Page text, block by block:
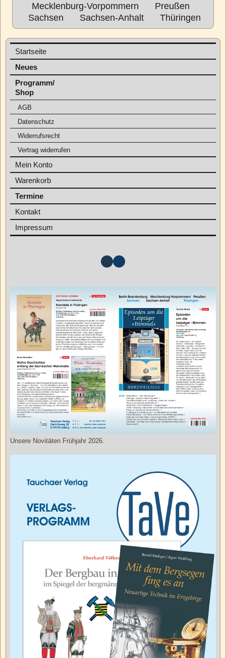
Mecklenburg-Vorpommern
Preußen
Sachsen
Sachsen-Anhalt Thüringen
Startseite
Neues
Programm/
Shop
AGB
Datenschutz
Widerrufsrecht
Vertrag widerrufen
Mein Konto
Warenkorb
Termine
Kontakt
Impressum
Unsere Novitäten Frühjahr 2026.